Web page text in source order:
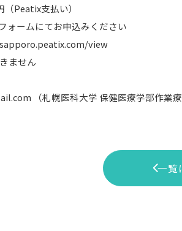
Peatix支払い）
ォームにてお申込みください
view
ません
（札幌医科大学 保健医療学部作業
一覧